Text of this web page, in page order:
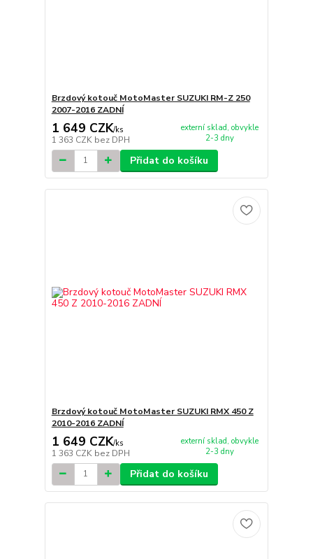
Brzdový kotouč MotoMaster SUZUKI RM-Z 250
2007-2016 ZADNÍ
1 649 CZK/ks
1 363 CZK bez DPH
externí sklad, obvykle
2-3 dny
Přidat do košíku
Brzdový kotouč MotoMaster SUZUKI RMX 450 Z
2010-2016 ZADNÍ
1 649 CZK/ks
1 363 CZK bez DPH
externí sklad, obvykle
2-3 dny
Přidat do košíku